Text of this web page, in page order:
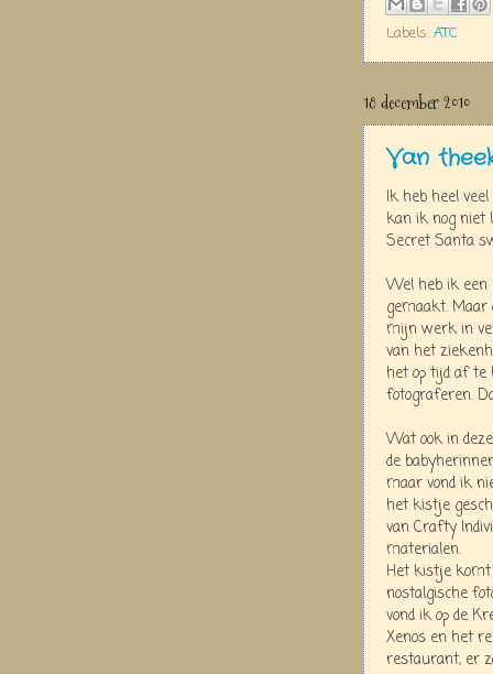
Labels: ATC
18 december 2010
Van
Ik heb heel
kan ik nog niet
Secret Santa
Wel heb ik een
gemaakt. Maar
mijn werk in
van het
het op tijd af te
fotograferen.
Wat ook in
de
maar vond ik
het kistje
van Crafty
materialen.
Het kistje
nostalgische
vond ik op de
Xenos en het
restaurant, er